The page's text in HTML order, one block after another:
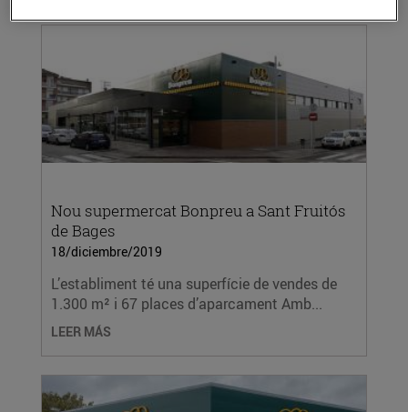
Nou supermercat Bonpreu a Sant Fruitós
de Bages
18/diciembre/2019
L’establiment té una superfície de vendes de
1.300 m² i 67 places d’aparcament Amb...
LEER MÁS